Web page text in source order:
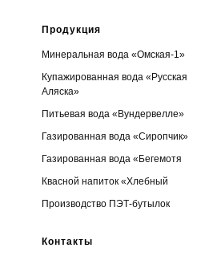
Продукция
Минеральная вода «Омская-1»
Купажированная вода «Русская
Аляска»
Питьевая вода «Вундервелле»
Газированная вода «Сиропчик»
Газированная вода «Бегемотя
Квасной напиток «Хлебный
Производство ПЭТ-бутылок
Контакты